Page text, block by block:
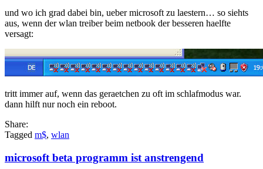
eindeutig
“kaputt”
und wo ich grad dabei bin, ueber microsoft zu laestern… so siehts
aus, wenn der wlan treiber beim netbook der besseren haelfte
versagt:
tritt immer auf, wenn das geraetchen zu oft im schlafmodus war.
dann hilft nur noch ein reboot.
Share:
Tagged m$, wlan
microsoft beta programm ist anstrengend